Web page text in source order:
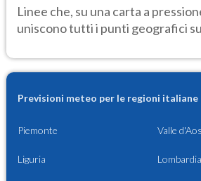
Linee che, su una carta a
uniscono tutti i punti geografici
Previsioni meteo per le regioni italiane
Piemonte Valle
Liguria Lombardia